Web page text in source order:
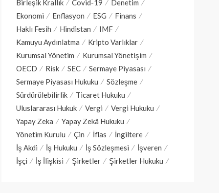
Birleşik Krallık Covid-19
Denetim
Ekonomi
Enflasyon ESG
Finans
Haklı Fesih
Hindistan
IMF
Kamuyu Aydınlatma
Kripto Varlıklar
Kurumsal Yönetim
Kurumsal Yönetişim
OECD
Risk SEC
Sermaye Piyasası
Sermaye Piyasası Hukuku
Sözleşme
Sürdürülebilirlik
Ticaret Hukuku
Uluslararası Hukuk
Vergi
Vergi Hukuku
Yapay Zeka
Yapay Zekâ Hukuku
Yönetim Kurulu
Çin İflas
İngiltere
İş Akdi
İş Hukuku İş Sözleşmesi
İşveren
İşçi
İş İlişkisi Şirketler Şirketler Hukuku